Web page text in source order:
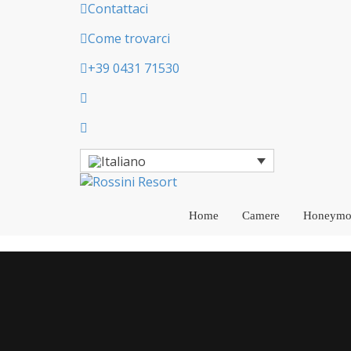
Contattaci
Come trovarci
+39 0431 71530
Home Camere